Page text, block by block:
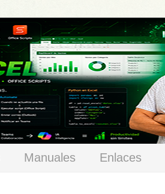
Manuales Enlaces